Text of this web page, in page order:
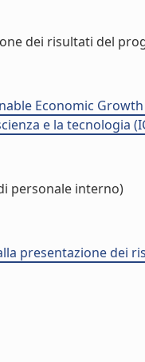
dei risultati del
Economic Growth
e la tecnologia
personale interno)
presentazione dei